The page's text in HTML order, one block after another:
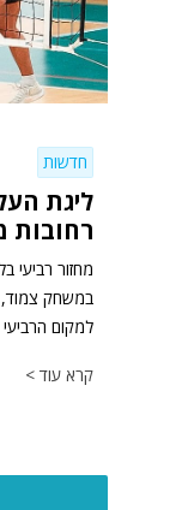
חדשות
ליגת
רחובות
למקום
קרא עוד >